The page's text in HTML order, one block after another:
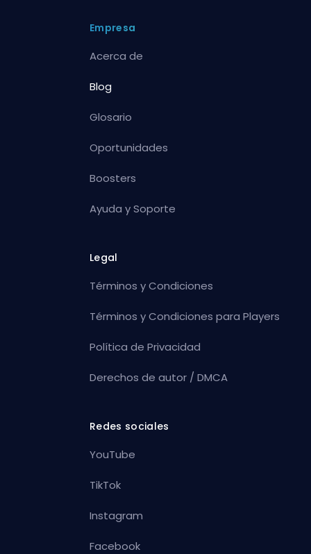
Empresa
Acerca de
Blog
Glosario
Oportunidades
Boosters
Ayuda y Soporte
Legal
Términos y Condiciones
Términos y Condiciones para Players
Política de Privacidad
Derechos de autor / DMCA
Redes sociales
YouTube
TikTok
Instagram
Facebook